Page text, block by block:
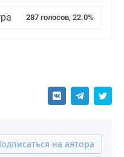
287 голосов, 22.0%
на автора